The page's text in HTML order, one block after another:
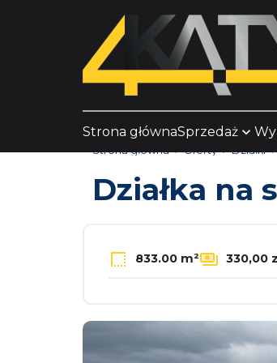
Strona głównaSprzedaż
Strona główna Oferty Działki
Działka na
833.00 m² 330,00